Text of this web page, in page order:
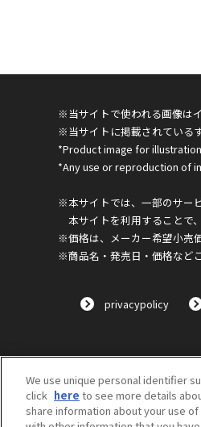
※当サイトで使われる画像は
※当サイトに掲載されている
*Product image for
*Any use or reproduction of
※本サイトでは、一部のサー
本サイトを利用することで
※価格は、メーカー希望小売価
※商品名・発売日・価格など
privacypolicy
We use unique personal identifier
click here to see more details
share information about your use